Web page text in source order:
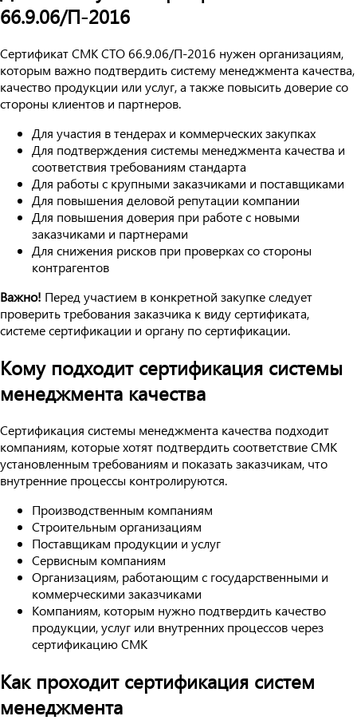
66.9.06/П-2016
Сертификат СМК СТО 66.9.06/П-2016 нужен организациям,
которым важно подтвердить систему менеджмента качества,
качество продукции или услуг, а также повысить доверие со
стороны клиентов и партнеров.
Для участия в тендерах и коммерческих закупках
Для подтверждения системы менеджмента качества и
соответствия требованиям стандарта
Для работы с крупными заказчиками и поставщиками
Для повышения деловой репутации компании
Для повышения доверия при работе с новыми
заказчиками и партнерами
Для снижения рисков при проверках со стороны
контрагентов
Важно! Перед участием в конкретной закупке следует
проверить требования заказчика к виду сертификата,
системе сертификации и органу по сертификации.
Кому подходит сертификация системы
менеджмента качества
Сертификация системы менеджмента качества подходит
компаниям, которые хотят подтвердить соответствие СМК
установленным требованиям и показать заказчикам, что
внутренние процессы контролируются.
Производственным компаниям
Строительным организациям
Поставщикам продукции и услуг
Сервисным компаниям
Организациям, работающим с государственными и
коммерческими заказчиками
Компаниям, которым нужно подтвердить качество
продукции, услуг или внутренних процессов через
сертификацию СМК
Как проходит сертификация систем
менеджмента